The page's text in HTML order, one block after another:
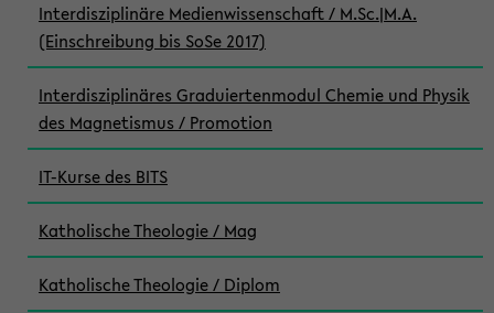
Interdisziplinäre Medienwissenschaft / M.Sc.|M.A.
(Einschreibung bis SoSe 2017)
Interdisziplinäres Graduiertenmodul Chemie und Physik
des Magnetismus / Promotion
IT-Kurse des BITS
Katholische Theologie / Mag
Katholische Theologie / Diplom